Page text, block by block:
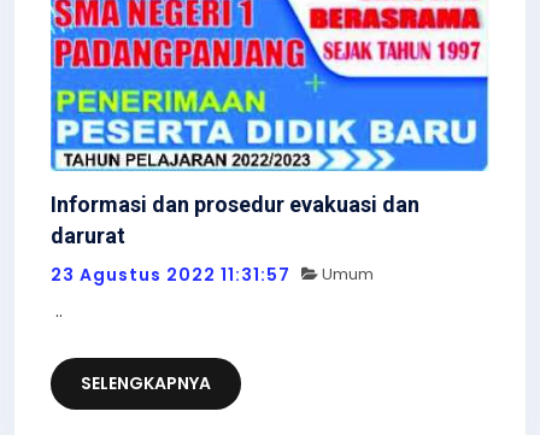
Informasi dan prosedur evakuasi dan
darurat
23 Agustus 2022 11:31:57 Umum
..
SELENGKAPNYA